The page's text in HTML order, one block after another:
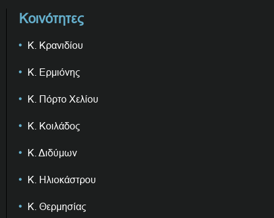
Κοινότητες
Κ. Κρανιδίου
Κ. Ερμιόνης
Κ. Πόρτο Χελίου
Κ. Κοιλάδος
Κ. Διδύμων
Κ. Ηλιοκάστρου
Κ. Θερμησίας